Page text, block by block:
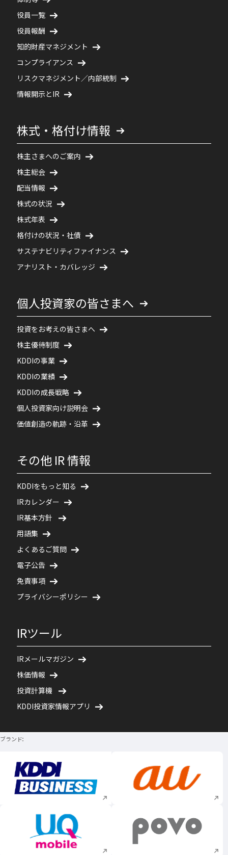
役員一覧
役員報酬
知的財産マネジメント
コンプライアンス
リスクマネジメント／内部統制
情報開示とIR
株式・格付け情報
株主さまへのご案内
株主総会
配当情報
株式の状況
株式年表
格付けの状況・社債
サステナビリティファイナンス
アナリスト・カバレッジ
個人投資家の皆さまへ
投資をお考えの皆さまへ
株主優待制度
KDDIの事業
KDDIの業績
KDDIの成長戦略
個人投資家向け説明会
価値創造の軌跡・沿革
その他 IR 情報
KDDIをもっと知る
IRカレンダー
IR基本方針
用語集
よくあるご質問
電子公告
免責事項
プライバシーポリシー
IRツール
IRメールマガジン
株価情報
投資計算機
KDDI投資家情報アプリ
ブランド
新規ウィンドウで開く 新規ウィンドウで
新規ウィンドウで開く 新規ウィンドウで